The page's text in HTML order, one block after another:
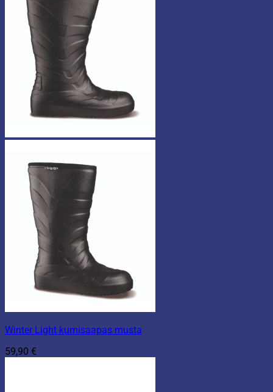
Winter Light kumisaapas musta
59,90 €